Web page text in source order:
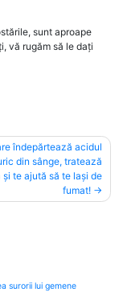
sunt aproape
vă rugăm să le dați
îndepărtează acidul
din sânge, tratează
te ajută să te lași de
fumat!
surorii lui gemene